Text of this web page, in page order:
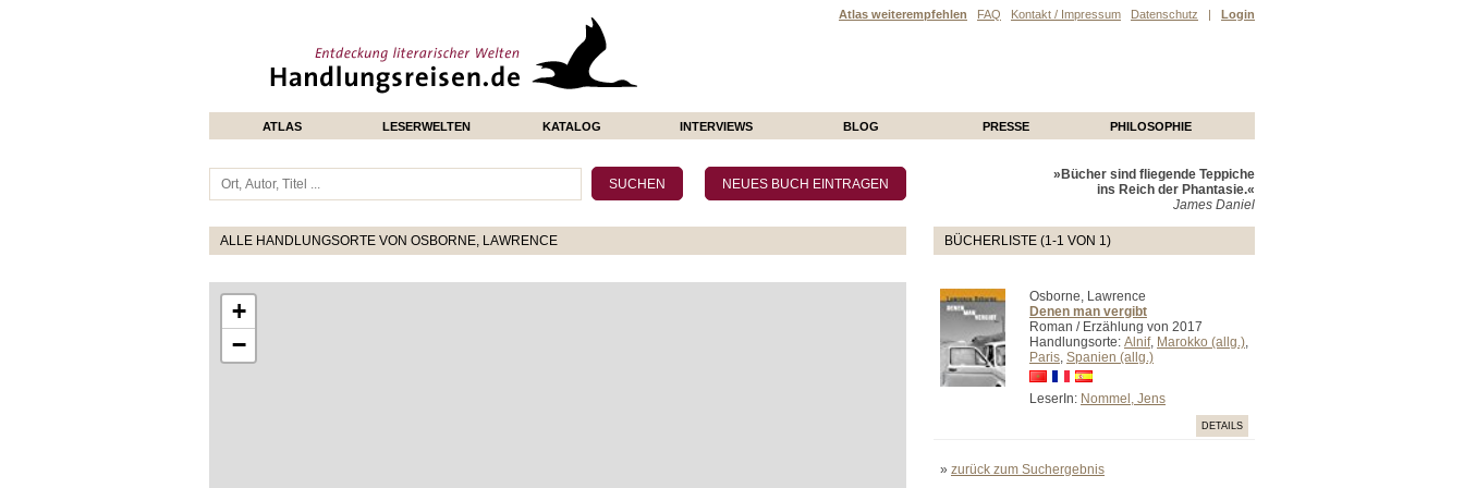
Atlas weiterempfehlen FAQ Kontakt / Impressum Datenschutz | Login
ATLAS LESERWELTEN KATALOG INTERVIEWS BLOG PRESSE PHILOSOPHIE
ALLE HANDLUNGSORTE VON OSBORNE, LAWRENCE
+
−
»Bücher sind fliegende Teppiche
ins Reich der Phantasie.«
James Daniel
BÜCHERLISTE (1-1 VON 1)
Osborne, Lawrence
Denen man vergibt
Roman / Erzählung von 2017
Handlungsorte: Alnif, Marokko (allg.),
Paris, Spanien (allg.)
LeserIn: Nommel, Jens
DETAILS
» zurück zum Suchergebnis